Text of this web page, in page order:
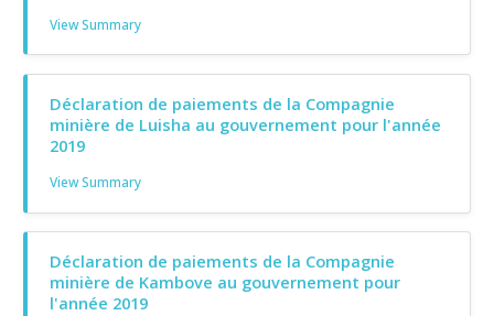
View Summary
Déclaration de paiements de la Compagnie
minière de Luisha au gouvernement pour l'année
2019
View Summary
Déclaration de paiements de la Compagnie
minière de Kambove au gouvernement pour
l'année 2019